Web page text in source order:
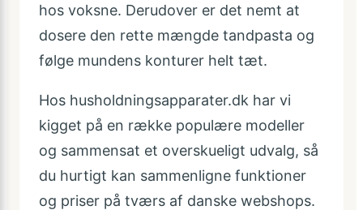
hos voksne. Derudover er det nemt at
dosere den rette mængde tandpasta og
følge mundens konturer helt tæt.
Hos husholdningsapparater.dk har vi
kigget på en række populære modeller
og sammensat et overskueligt udvalg, så
du hurtigt kan sammenligne funktioner
og priser på tværs af danske webshops.